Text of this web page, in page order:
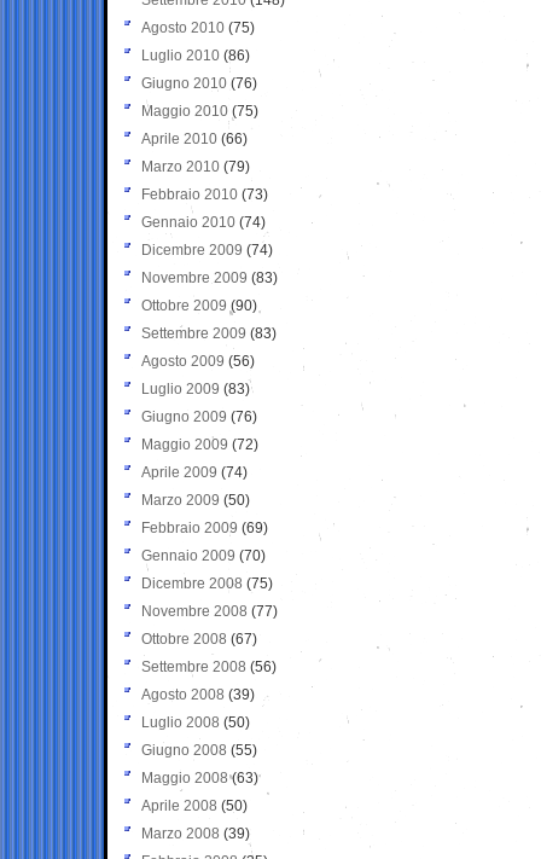
Agosto 2010 (75)
Luglio 2010 (86)
Giugno 2010 (76)
Maggio 2010 (75)
Aprile 2010 (66)
Marzo 2010 (79)
Febbraio 2010 (73)
Gennaio 2010 (74)
Dicembre 2009 (74)
Novembre 2009 (83)
Ottobre 2009 (90)
Settembre 2009 (83)
Agosto 2009 (56)
Luglio 2009 (83)
Giugno 2009 (76)
Maggio 2009 (72)
Aprile 2009 (74)
Marzo 2009 (50)
Febbraio 2009 (69)
Gennaio 2009 (70)
Dicembre 2008 (75)
Novembre 2008 (77)
Ottobre 2008 (67)
Settembre 2008 (56)
Agosto 2008 (39)
Luglio 2008 (50)
Giugno 2008 (55)
Maggio 2008(63)
Aprile 2008 (50)
Marzo 2008 (39)